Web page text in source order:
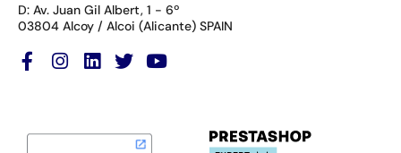
D: Av. Juan Gil Albert, 1 - 6º
03804 Alcoy / Alcoi (Alicante) SPAIN